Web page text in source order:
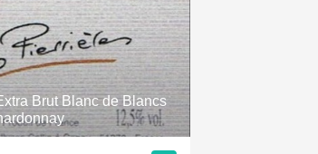
Brut Blanc de Blancs